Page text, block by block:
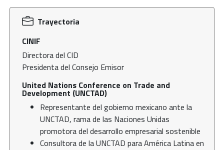
Trayectoria
CINIF
Directora del CID
Presidenta del Consejo Emisor
United Nations Conference on Trade and
Development (UNCTAD)
Representante del gobierno mexicano ante la
UNCTAD, rama de las Naciones Unidas
promotora del desarrollo empresarial sostenible
Consultora de la UNCTAD para América Latina en